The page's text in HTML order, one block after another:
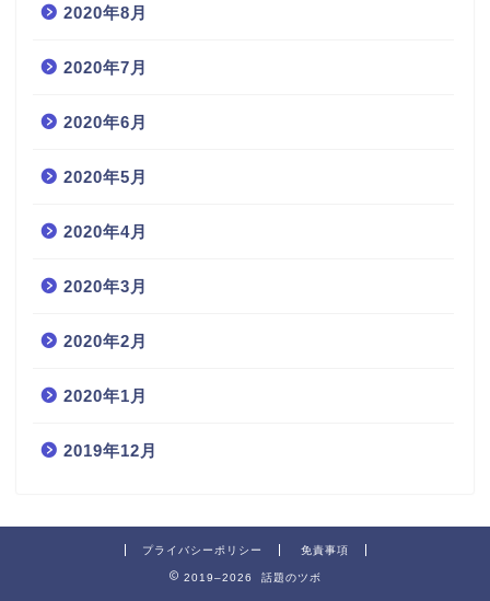
2020年8月
2020年7月
2020年6月
2020年5月
2020年4月
2020年3月
2020年2月
2020年1月
2019年12月
プライバシーポリシー 免責事項
2019–2026 話題のツボ